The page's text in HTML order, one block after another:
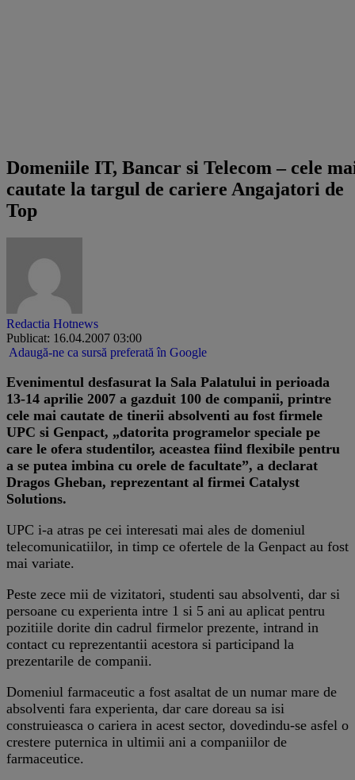
Domeniile IT, Bancar si Telecom – cele
cautate la targul de cariere Angajatori de
Top
Redactia Hotnews
Publicat: 16.04.2007 03:00
Adaugă-ne ca sursă preferată în Google
Evenimentul desfasurat la Sala Palatului in perioada
13-14 aprilie 2007 a gazduit 100 de companii, printre
cele mai cautate de tinerii absolventi au fost firmele
UPC si Genpact, „datorita programelor speciale pe
care le ofera studentilor, aceastea fiind flexibile pentru
a se putea imbina cu orele de facultate”, a declarat
Dragos Gheban, reprezentant al firmei Catalyst
Solutions.
UPC i-a atras pe cei interesati mai ales de domeniul
telecomunicatiilor, in timp ce ofertele de la Genpact au fost
mai variate.
Peste zece mii de vizitatori, studenti sau absolventi, dar si
persoane cu experienta intre 1 si 5 ani au aplicat pentru
pozitiile dorite din cadrul firmelor prezente, intrand in
contact cu reprezentantii acestora si participand la
prezentarile de companii.
Domeniul farmaceutic a fost asaltat de un numar mare de
absolventi fara experienta, dar care doreau sa isi
construieasca o cariera in acest sector, dovedindu-se asfel o
crestere puternica in ultimii ani a companiilor de
farmaceutice.